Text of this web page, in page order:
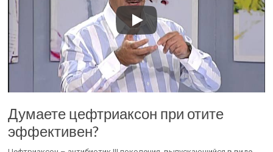
Думаете цефтриаксон при отите
эффективен?